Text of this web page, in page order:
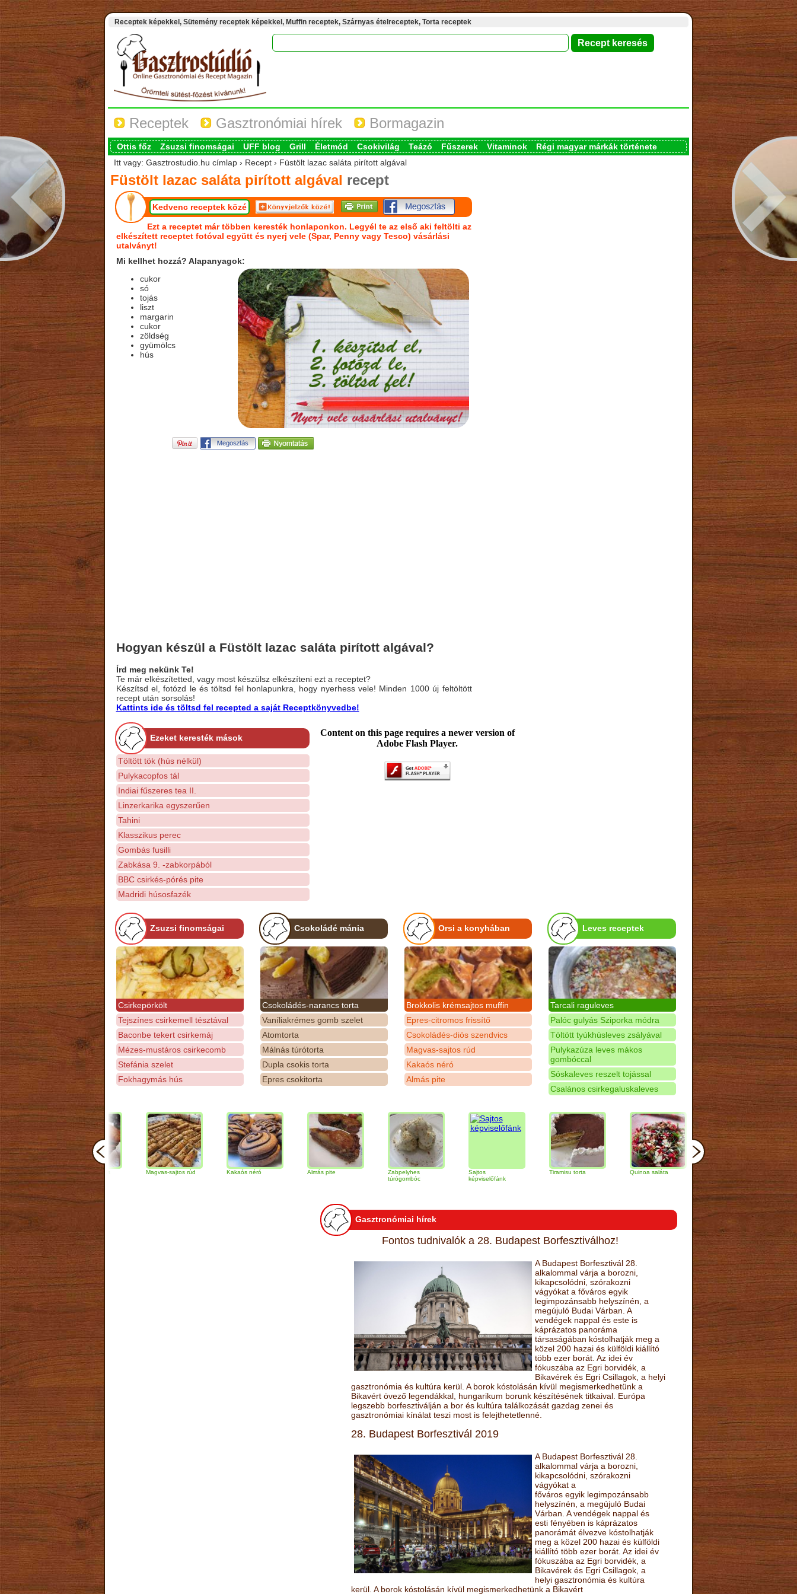
Receptek képekkel, Sütemény receptek képekkel, Muffin receptek, Szárnyas ételreceptek, Torta receptek
Receptek Gasztronómiai hírek Bormagazin
Ottis főz Zsuzsi finomságai UFF blog Grill Életmód Csokivilág Teázó Fűszerek Vitaminok
Régi magyar márkák története
Itt vagy: Gasztrostudio.hu címlap › Recept › Füstölt lazac saláta pirított algával
Füstölt lazac saláta pirított algával recept
Kedvenc receptek közé
Ezt a receptet már többen keresték honlaponkon. Legyél te az első aki feltölti az
elkészített receptet fotóval együtt és nyerj vele (Spar, Penny vagy Tesco) vásárlási
utalványt!
Mi kellhet hozzá? Alapanyagok:
cukor
só
tojás
liszt
margarin
cukor
zöldség
gyümölcs
hús
Hogyan készül a Füstölt lazac saláta pirított algával?
Írd meg nekünk Te!
Te már elkészítetted, vagy most készülsz elkészíteni ezt a receptet?
Készítsd el, fotózd le és töltsd fel honlapunkra, hogy nyerhess vele! Minden 1000 új feltöltött
recept után sorsolás!
Kattints ide és töltsd fel recepted a saját Receptkönyvedbe!
Ezeket keresték mások
Töltött tök (hús nélkül)
Pulykacopfos tál
Indiai fűszeres tea II.
Linzerkarika egyszerűen
Tahini
Klasszikus perec
Gombás fusilli
Zabkása 9. -zabkorpából
BBC csirkés-pórés pite
Madridi húsosfazék
Content on this page requires a newer version of
Adobe Flash Player.
Zsuzsi finomságai
Csirkepörkölt
Tejszínes csirkemell tésztával
Baconbe tekert csirkemáj
Mézes-mustáros csirkecomb
Stefánia szelet
Fokhagymás hús
Csokoládé mánia
Csokoládés-narancs torta
Vaníliakrémes gomb szelet
Atomtorta
Málnás túrótorta
Dupla csokis torta
Epres csokitorta
Orsi a konyhában
Brokkolis krémsajtos muffin
Epres-citromos frissítő
Csokoládés-diós szendvics
Magvas-sajtos rúd
Kakaós néró
Almás pite
Leves receptek
Tarcali raguleves
Palóc gulyás Sziporka módra
Töltött tyúkhúsleves zsályával
Pulykazúza leves mákos
gombóccal
Sóskaleves reszelt tojással
Csalános csirkegaluskaleves
Csokoládés-diós
szendvics
Magvas-sajtos rúd Kakaós néró Almás pite
Zabpelyhes
túrógombóc
képviselőfánk
Tiramisu torta Quinoa saláta Mandulás kifli
narancs
Gasztronómiai hírek
Fontos tudnivalók a 28. Budapest Borfesztiválhoz!
A Budapest Borfesztivál 28.
alkalommal várja a borozni,
kikapcsolódni, szórakozni
vágyókat a főváros egyik
legimpozánsabb helyszínén, a
megújuló Budai Várban. A
vendégek nappal és este is
káprázatos panoráma
társaságában kóstolhatják meg a
közel 200 hazai és külföldi kiállító
több ezer borát. Az idei év
fókuszába az Egri borvidék, a
Bikavérek és Egri Csillagok, a helyi
gasztronómia és kultúra kerül. A borok kóstolásán kívül megismerkedhetünk a
Bikavért övező legendákkal, hungarikum borunk készítésének titkaival. Európa
legszebb borfesztiválján a bor és kultúra találkozását gazdag zenei és
gasztronómiai kínálat teszi most is felejthetetlenné.
28. Budapest Borfesztivál 2019
A Budapest Borfesztivál 28.
alkalommal várja a borozni,
kikapcsolódni, szórakozni
vágyókat a
főváros egyik legimpozánsabb
helyszínén, a megújuló Budai
Várban. A vendégek nappal és
esti fényében is káprázatos
panorámát élvezve kóstolhatják
meg a közel 200 hazai és külföldi
kiállító több ezer borát. Az idei év
fókuszába az Egri borvidék, a
Bikavérek és Egri Csillagok, a
helyi gasztronómia és kultúra
kerül. A borok kóstolásán kívül megismerkedhetünk a Bikavért